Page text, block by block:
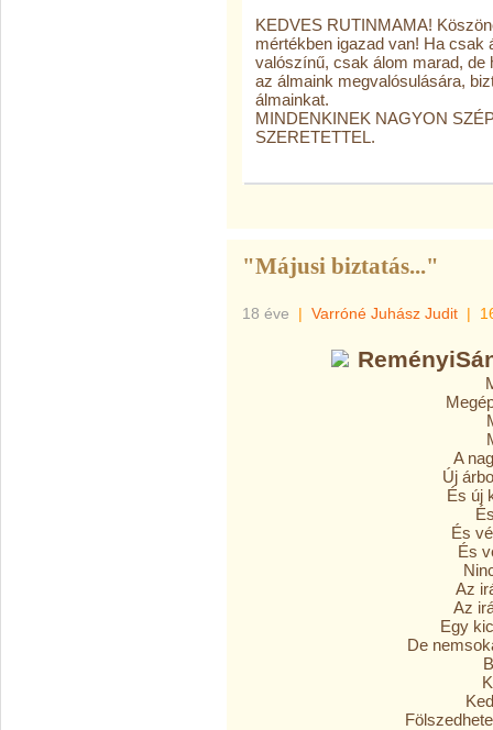
KEDVES RUTINMAMA!
mértékben igazad van! Ha csak
valószínű, csak álom marad, de
az álmaink megvalósulására,
álmainkat.
MINDENKINEK NAGYON
SZERETETTEL.
"Májusi biztatás..."
18 éve | Varróné Juhász Judit |
A
Új
És új
És
És
Az
Az
Egy
De